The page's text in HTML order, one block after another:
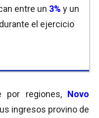
entre un 3% y un
el ejercicio
por regiones, Novo
ingresos provino de